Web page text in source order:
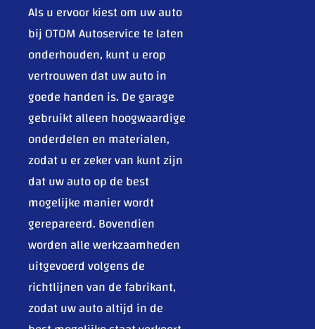
Als u ervoor kiest om uw auto
bij OTOM Autoservice te laten
onderhouden, kunt u erop
vertrouwen dat uw auto in
goede handen is. De garage
gebruikt alleen hoogwaardige
onderdelen en materialen,
zodat u er zeker van kunt zijn
dat uw auto op de best
mogelijke manier wordt
gerepareerd. Bovendien
worden alle werkzaamheden
uitgevoerd volgens de
richtlijnen van de fabrikant,
zodat uw auto altijd in de